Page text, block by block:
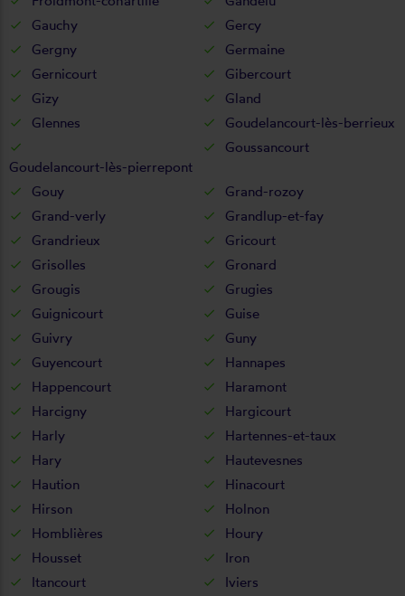
Gauchy
Gercy
Gergny
Germaine
Gernicourt
Gibercourt
Gizy
Gland
Glennes
Goudelancourt-lès-berrieux
Goudelancourt-lès-pierrepont
Goussancourt
Gouy
Grand-rozoy
Grand-verly
Grandlup-et-fay
Grandrieux
Gricourt
Grisolles
Gronard
Grougis
Grugies
Guignicourt
Guise
Guivry
Guny
Guyencourt
Hannapes
Happencourt
Haramont
Harcigny
Hargicourt
Harly
Hartennes-et-taux
Hary
Hautevesnes
Haution
Hinacourt
Hirson
Holnon
Homblières
Houry
Housset
Iron
Itancourt
Iviers